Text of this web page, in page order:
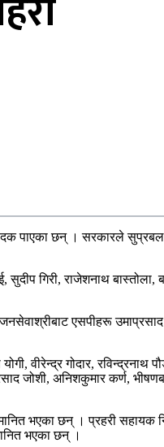
पाएका छन् । सरकारले
गिरी, राजेशनाथ
एसपीहरू
वीरेन्द्र गोदार,
अनिशकुमार कर्ण,
भएका छन् । प्रहरी सहायक
भएका छन् ।